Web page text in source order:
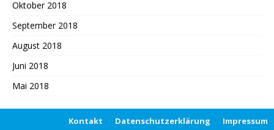
Oktober 2018
September 2018
August 2018
Juni 2018
Mai 2018
Impressum
Datenschutzerklärung
Kontakt